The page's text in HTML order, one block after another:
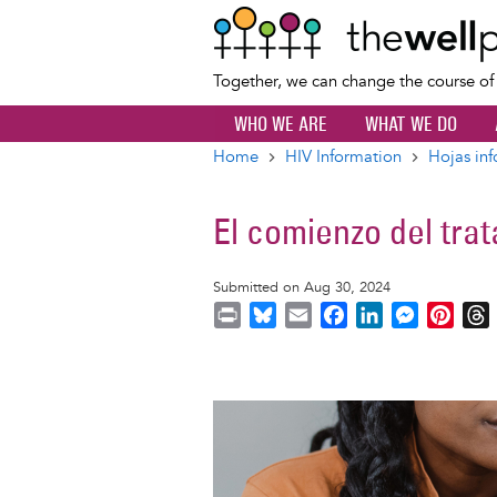
Together, we can change the course
WHO WE ARE WHAT WE DO
Home HIV Information Hojas
El comienzo del
Submitted on Aug 30, 2024
b
o
o
e
d
I
M
e
n
g
e
r
e
a
s